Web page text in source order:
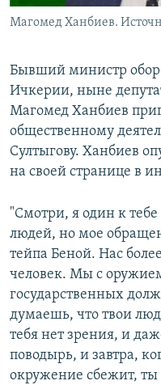
Все сайты РСЕ/РС
Магомед Ханбиев.
Бывший министр
Ичкерии, ныне
Магомед Ханбиев
общественному
Султыгову. Ханбиев
на своей странице в
"Смотри, я один к
людей, но мое
тейпа Беной. Нас
человек. Мы с
государственных
думаешь, что твои
тебя нет зрения, и
поводырь, и завтра,
окружение сбежит,